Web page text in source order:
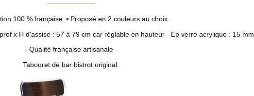
100 % française
Proposé en 2 couleurs au choix.
x H d'assise : 57 à 79 cm car réglable en hauteur - Ep verre acrylique : 15 mm.
- Qualité française artisanale
Tabouret de bar bistrot original.